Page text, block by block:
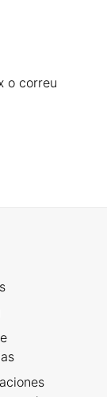
o correu